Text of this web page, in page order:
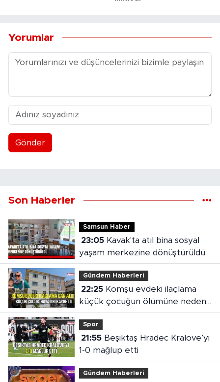
Yorumlar
Gönder
Son Haberler
Samsun Haber
23:05Kavak'ta atıl bina sosyal
yaşam merkezine dönüştürüldü
Gündem Haberleri
22:25Komşu evdeki ilaçlama
küçük çocuğun ölümüne neden
oldu
Spor
21:55Beşiktaş Hradec Kralove’yi
1-0 mağlup etti
Gündem Haberleri